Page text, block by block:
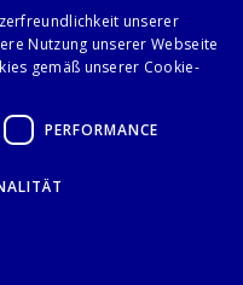
unserer
Nutzung unserer Webseite
gemäß unserer Cookie-
PERFORMANCE